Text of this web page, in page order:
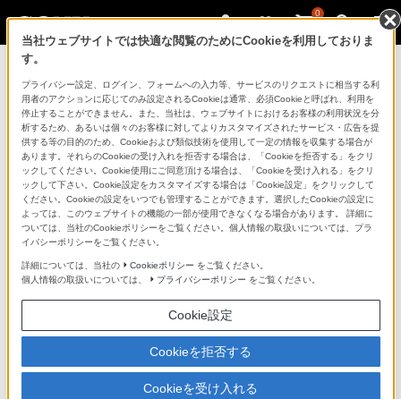
0
「できたらいいな」も
「安心」も
当社ウェブサイトでは快適な閲覧のためにCookieを利用しておりま
す。
プライバシー設定、ログイン、フォームへの入力等、サービスのリクエストに相当する利
用者のアクションに応じてのみ設定されるCookieは通常、必須Cookieと呼ばれ、利用を
停止することができません。また、当社は、ウェブサイトにおけるお客様の利用状況を分
析するため、あるいは個々のお客様に対してよりカスタマイズされたサービス・広告を提
供する等の目的のため、Cookieおよび類似技術を使用して一定の情報を収集する場合が
あります。それらのCookieの受け入れを拒否する場合は、「Cookieを拒否する」をクリ
ックしてください。Cookie使用にご同意頂ける場合は、「Cookieを受け入れる」をクリ
ックして下さい。Cookie設定をカスタマイズする場合は「Cookie設定」をクリックして
ください。Cookieの設定をいつでも管理することができます。選択したCookieの設定に
よっては、このウェブサイトの機能の一部が使用できなくなる場合があります。 詳細に
ついては、当社のCookieポリシーをご覧ください。個人情報の取扱いについては、プラ
イバシーポリシーをご覧ください。
詳細については、当社の Cookieポリシー をご覧ください。
個人情報の取扱いについては、
プライバシーポリシー をご覧ください。
Cookie設定
Cookieを拒否する
Cookieを受け入れる